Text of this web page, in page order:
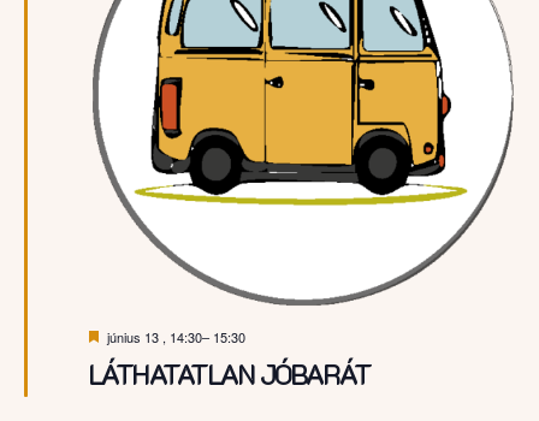
LÁTHATATLAN JÓBARÁT
Kiemelt
június 13 , 14:30– 15:30